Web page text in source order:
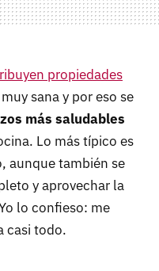
propiedades
sana y por eso se
más saludables
Lo más típico es
aunque también se
y aprovechar la
lo confieso: me
casi todo.